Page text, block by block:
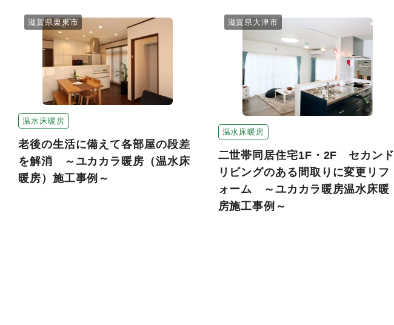
温水床暖房
滋賀県栗東市
老後の生活に備えて各部屋の段差
を解消 ～ユカカラ暖房（温水床
暖房）施工事例～
温水床暖房
滋賀県大津市
二世帯同居住宅1F・2F セカンド
リビングのある間取りに変更リフ
ォーム ～ユカカラ暖房温水床暖
房施工事例～